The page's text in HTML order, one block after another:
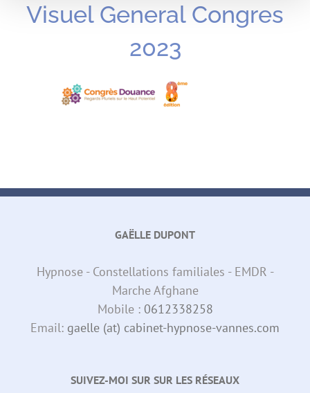
Visuel General Congres
2023
GAËLLE DUPONT
Hypnose - Constellations familiales - EMDR -
Marche Afghane
Mobile : 0612338258
Email: gaelle (at) cabinet-hypnose-vannes.com
SUIVEZ-MOI SUR SUR LES RÉSEAUX